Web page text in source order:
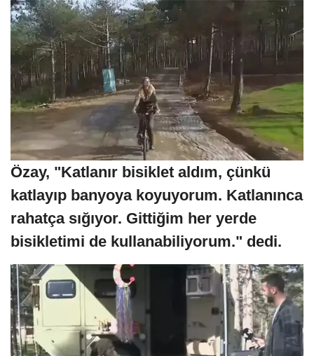
Özay, "Katlanır bisiklet aldım, çünkü
katlayıp banyoya koyuyorum. Katlanınca
rahatça sığıyor. Gittiğim her yerde
bisikletimi de kullanabiliyorum." dedi.